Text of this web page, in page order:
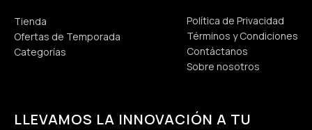
Tienda
Ofertas de Temporada
Categorías
Política de Privacidad
Términos y Condiciones
Contáctanos
Sobre nosotros
LLEVAMOS LA INNOVACIÓN A TU